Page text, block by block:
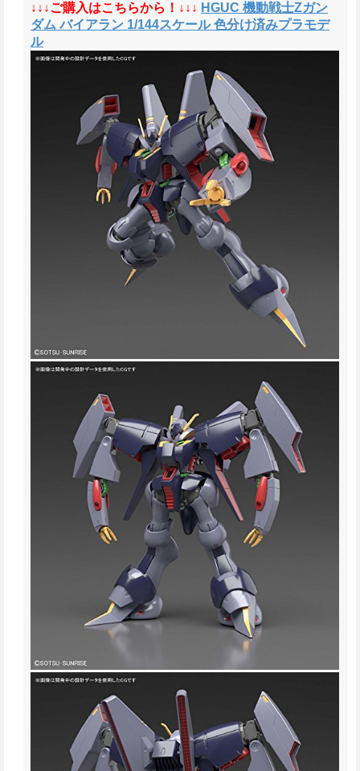
↓↓↓ご購入はこちらから！↓↓↓ HGUC 機動戦士Zガン
ダム バイアラン 1/144スケール 色分け済みプラモデ
ル